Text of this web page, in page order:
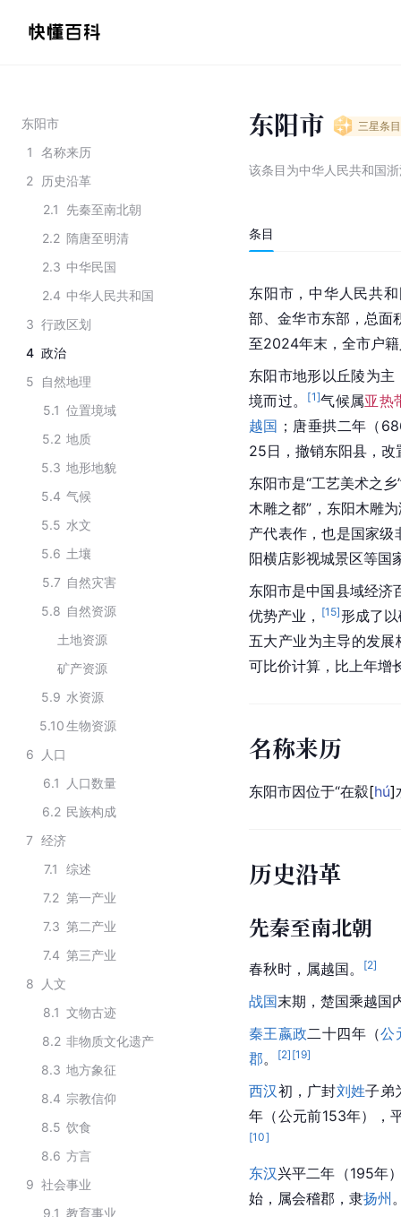
东阳市
1
名称来历
2
历史沿革
2.1
先秦至南北朝
2.2 隋唐至明清
2.3 中华民国
2.4 中华人民共和国
3 行政区划
4 政治
5
自然地理
5.1 位置境域
5.2 地质
5.3 地形地貌
5.4 气候
5.5 水文
5.6 土壤
5.7 自然灾害
5.8 自然资源
土地资源
矿产资源
5.9 水资源
5.10生物资源
6
人口
6.1
人口数量
6.2 民族构成
7 经济
7.1
综述
7.2 第一产业
7.3 第二产业
7.4 第三产业
8
人文
8.1 文物古迹
8.2 非物质文化遗产
8.3 地方象征
8.4 宗教信仰
8.5 饮食
8.6 方言
9 社会事业
9.1 教育事业
东阳市 三星条目
该条目为中华人民共和国
条目
东阳市，中华人民共
部、金华市东部，总面
至2024年末，全市户
东阳市地形以丘陵为
境而过。
[1]气候属亚热
越国 ；唐垂拱二年（
25日，撤销东阳县，改
东阳市是“工艺美术之
木雕之都”，东阳木雕
产代表作，也是国家级
阳横店影视城景区等国
东阳市是中国县域经济
优势产业， [15]形成了
五大产业为主导的发展
可比价计算，比上年增
名称来历
东阳市因位于“在縠[hú]
历史沿革
先秦至南北朝
春秋时，属越国。 [2]
战国末期，楚国乘越国
秦王嬴政二十四年（公
郡。 [2] [19]
西汉初，广封刘姓子弟
年（公元前153年），
[10]
东汉兴平二年（195年
始，属会稽郡，隶扬州